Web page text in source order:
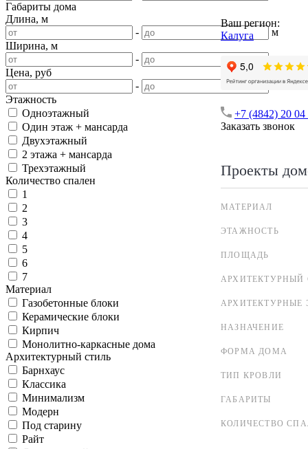
Ваш регион:
Калуга
+7 (4842) 20 04
Заказать звонок
Проекты
МАТЕРИАЛ
ЭТАЖНОСТЬ
ПЛОЩАДЬ
АРХИТЕКТУРНЫЙ
АРХИТЕКТУРНЫЕ
НАЗНАЧЕНИЕ
ФОРМА ДОМА
ТИП КРОВЛИ
ГАБАРИТЫ
КОЛИЧЕСТВО
Габариты дома
Длина, м
-
м
Ширина, м
-
Цена, руб
-
Этажность
Одноэтажный
Один этаж + мансарда
Двухэтажный
2 этажа + мансарда
Трехэтажный
Количество спален
1
2
3
4
5
6
7
Материал
Газобетонные блоки
Керамические блоки
Кирпич
Монолитно-каркасные дома
Архитектурный стиль
Барнхаус
Классика
Минимализм
Модерн
Под старину
Райт